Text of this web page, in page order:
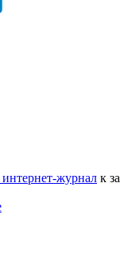
журнал к